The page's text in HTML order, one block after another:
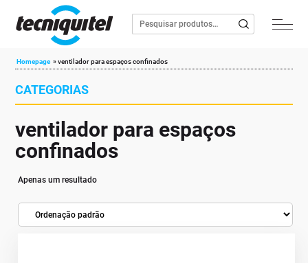
Homepage »ventilador para espaços confinados
CATEGORIAS
ventilador para espaços
confinados
Apenas um resultado